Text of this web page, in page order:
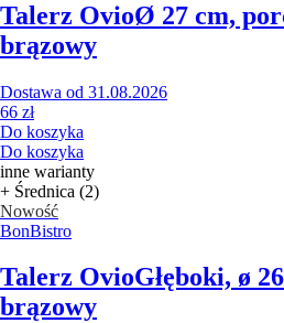
Talerz OvioØ 27 cm,
brązowy
Dostawa od 31.08.2026
66 zł
Do koszyka
Do koszyka
inne warianty
+ Średnica (2)
Nowość
BonBistro
Talerz OvioGłęboki, ø
brązowy